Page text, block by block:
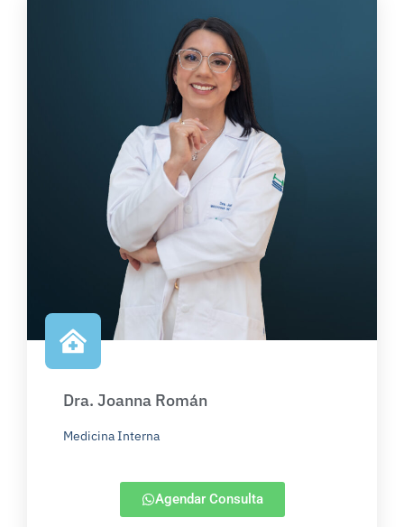
Dra. Joanna Román
Medicina Interna
Agendar Consulta